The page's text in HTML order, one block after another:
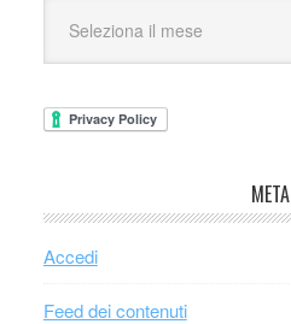
META
Accedi
Feed dei contenuti